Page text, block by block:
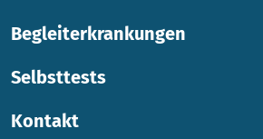
Begleiterkrankungen
Selbsttests
Kontakt